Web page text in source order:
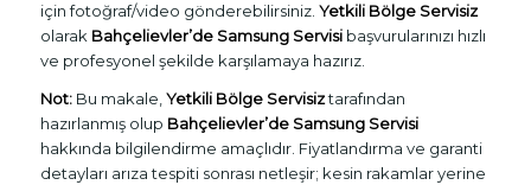
için fotoğraf/video gönderebilirsiniz. Yetkili Bölge Servisiz
olarak Bahçelievler’de Samsung Servisibaşvurularınızı hızlı
ve profesyonel şekilde karşılamaya hazırız.
Not:Bu makale,Yetkili Bölge Servisiztarafından
hazırlanmış olup Bahçelievler’de Samsung Servisi
hakkında bilgilendirme amaçlıdır. Fiyatlandırma ve garanti
detayları arıza tespiti sonrası netleşir; kesin rakamlar yerine